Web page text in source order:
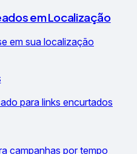
em Localização
em sua localização
para links encurtados
campanhas por tempo